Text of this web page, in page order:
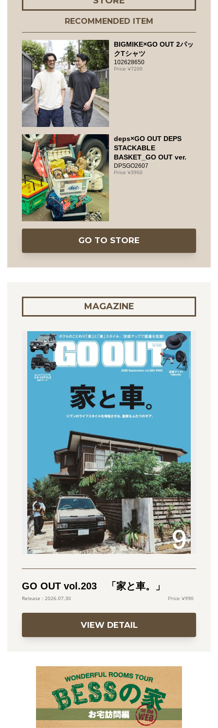
RECOMMENDED ITEM
BIGMIKE×GO OUT 2パッ
クTシャツ
102628650
7200
deps×GO OUT DEPS
STACKABLE
BASKET_GO OUT ver.
DPSGO2607
3950
GO TO STORE
MAGAZINE
GO OUT vol.203 「家と車。」
2026.07.30 990
VIEW DETAIL